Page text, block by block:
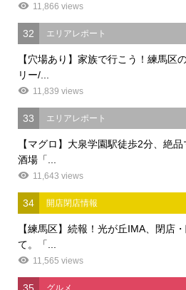
11,866 views
32 エリアレポート
【穴場あり】家族で行こう！練馬区
リー/...
11,839 views
33 エリアレポート
【マグロ】大泉学園駅徒歩2分、絶
酒場「...
11,643 views
34 開店閉店情報
【練馬区】続報！光が丘IMA、閉店
て。「...
11,565 views
グルメ